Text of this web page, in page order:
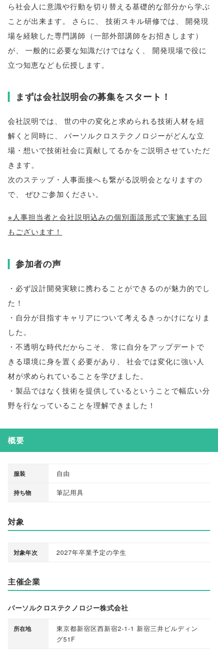
ら社会人に意識や行動を切り替える基礎的な部分から学ぶ
ことが出来ます。 さらに 技術スキル研修では
開発現
場を経験した専門講師 （一部外部講師をお招きします）
が
一般的に必要な知識だけではなく
開発現場で役に
立つ知恵なども伝授します。
まずは会社説明会の募集をスタート！
会社説明では、
世の中の変化と求められる技術人材を紐
解くと同時に、
パーソルクロステクノロジーがどんな立
場・想いで技術社会に貢献してるかをご説明させていただ
きます。
次のステップ・人事面接へも繋がる説明会となりますの
で、 ぜひご参加ください。
※人事担当者と会社説明込みの個別面談形式で実施する回
もございます！
参加者の声
・必ず設計開発実験に携わることができるのが魅力的でし
た！
・自分が目指すキャリアについて考えるきっかけになりま
した。
・不透明な時代だからこそ、
常に自分をアップデートで
きる環境に身を置く必要があり 、
社会では変化に強い人
材が求められていることを学びました。
・製品ではなく技術を提供しているということで幅広い分
野を行なっていることを理解できました！
概要
服装 自由
持ち物 筆記用具
対象
対象年次 2027年卒業予定の学生
主催企業
パーソルクロステクノロジー株式会社
所在地
東京都新宿区西新宿2-1-1 新宿三井ビルディン
グ51F